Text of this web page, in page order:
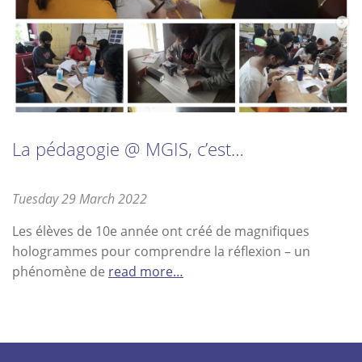
La pédagogie @ MGIS, c’est…
Posted
Tuesday 29 March 2022
July
2022
Les élèves de 10e année ont créé de magnifiques
hologrammes pour comprendre la réflexion – un
phénomène de read more…